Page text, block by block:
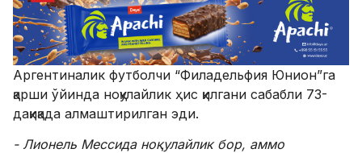
Аргентиналик футболчи “Филадельфия Юнион”га
қарши ўйинда ноқулайлик ҳис қилгани сабабли 73-
дақиқада алмаштирилган эди.
- Лионель Мессида ноқулайлик бор, аммо